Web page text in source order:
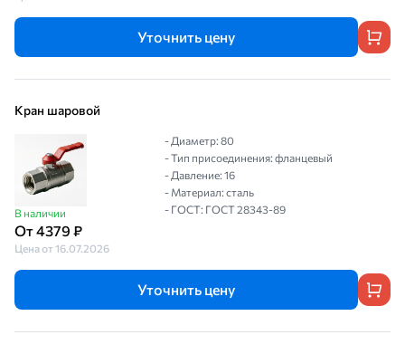
Уточнить цену
Кран шаровой
В наличии
От 4379 ₽
Цена от 16.07.2026
- Диаметр: 80
- Тип присоединения: фланцевый
- Давление: 16
- Материал: сталь
- ГОСТ: ГОСТ 28343-89
Уточнить цену